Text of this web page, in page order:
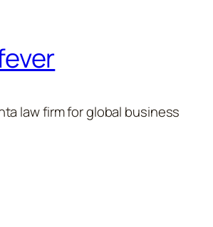
law firm for global business